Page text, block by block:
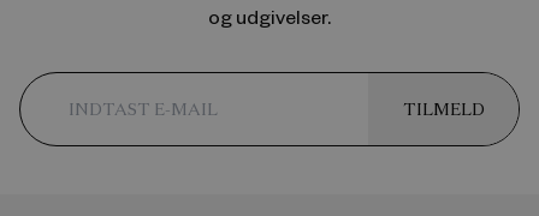
og udgivelser.
TILMELD